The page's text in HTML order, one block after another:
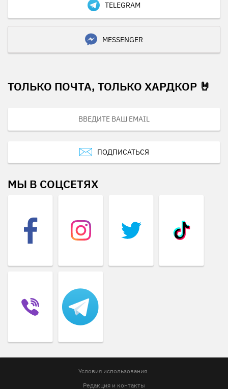
TELEGRAM
MESSENGER
ТОЛЬКО ПОЧТА, ТОЛЬКО ХАРДКОР 🤘
ПОДПИСАТЬСЯ
МЫ В СОЦСЕТЯХ
Условия использования
Редакция и контакты